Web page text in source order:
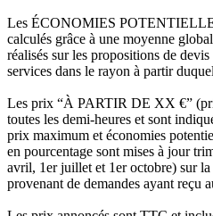
Les ÉCONOMIES
calculés grâce à une moyenne
réalisés sur les propositions de
services dans le rayon à partir
Les prix “À PARTIR DE XX €”
toutes les demi-heures et sont
prix maximum et économies
en pourcentage sont mises à jour
avril, 1er juillet et 1er octobre) sur la
provenant de demandes ayant reçu